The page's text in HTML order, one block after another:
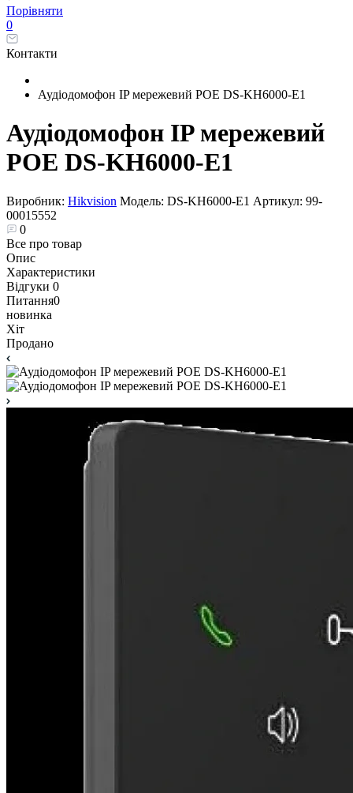
Порівняти
0
Контакти
Аудіодомофон IP мережевий POE DS-KH6000-E1
Аудіодомофон IP мережевий
POE DS-KH6000-E1
Виробник: Hikvision Модель: DS-KH6000-E1 Артикул: 99-
00015552
0
Все про товар
Опис
Характеристики
Відгуки 0
Питання0
новинка
Хіт
Продано